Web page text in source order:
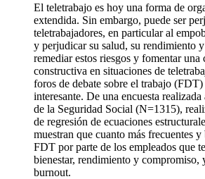
El teletrabajo es hoy una forma de
extendida. Sin embargo, puede ser
teletrabajadores, en particular al
y perjudicar su salud, su rendimiento
remediar estos riesgos y fomentar una
constructiva en situaciones de
foros de debate sobre el trabajo (FDT)
interesante. De una encuesta
de la Seguridad Social (N=1315),
de regresión de ecuaciones
muestran que cuanto más frecuentes
FDT por parte de los empleados que
bienestar, rendimiento y compromiso,
burnout.